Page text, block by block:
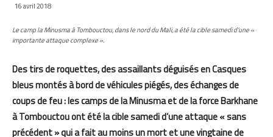
16 avril 2018
Le camp la Minusma à Tombouctou, dans le nord du Mali, a été la cible samedi d’une «
importante attaque complexe ».
Des tirs de roquettes, des assaillants déguisés en Casques
bleus montés à bord de véhicules piégés, des échanges de
coups de feu : les camps de la Minusma et de la force Barkhane
à Tombouctou ont été la cible samedi d’une attaque « sans
précédent » qui a fait au moins un mort et une vingtaine de